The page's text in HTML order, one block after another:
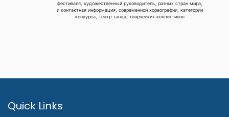
фестиваля, художественный руководитель, разных стран мира,
и контактная информация, современной хореографии, категории
конкурса, театр танца, творческих коллективов
Quick Links